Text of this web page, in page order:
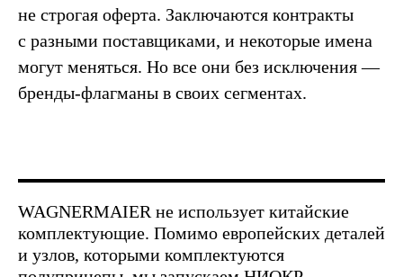
не строгая оферта. Заключаются контракты
с разными поставщиками, и некоторые имена
могут меняться. Но все они без исключения —
бренды-флагманы в своих сегментах.
WAGNERMAIER не использует китайские
комплектующие. Помимо европейских деталей
и узлов, которыми комплектуются